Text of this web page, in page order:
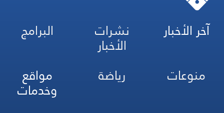
آخر الأخبار نشرات
الأخبار
البرامج
منوعات
رياضة مواقع
وخدمات